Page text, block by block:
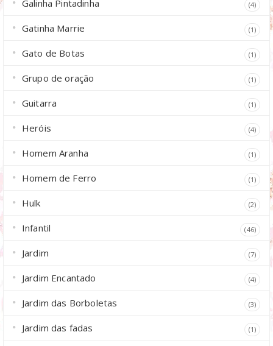
Galinha Pintadinha (4)
Gatinha Marrie (1)
Gato de Botas (1)
Grupo de oração (1)
Guitarra (1)
Heróis (4)
Homem Aranha (1)
Homem de Ferro (1)
Hulk (2)
Infantil (46)
Jardim (7)
Jardim Encantado (4)
Jardim das Borboletas (3)
Jardim das fadas (1)